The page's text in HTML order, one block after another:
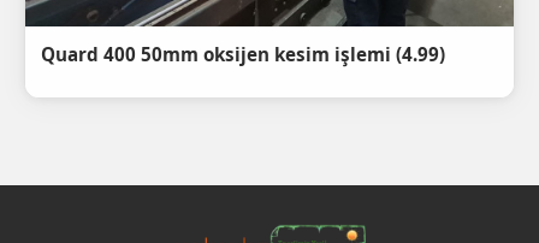
(4.99) Quard 400 50mm oksijen kesim işlemi